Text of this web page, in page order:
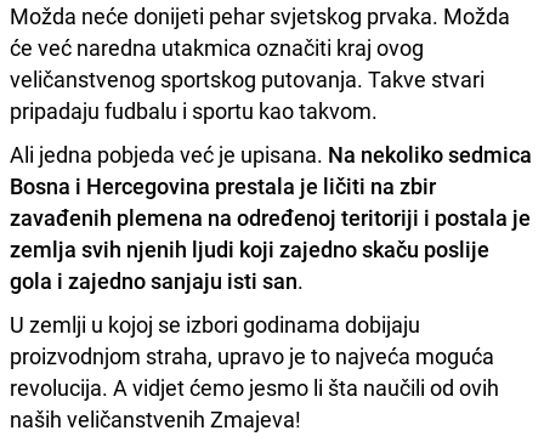
Možda neće donijeti pehar svjetskog prvaka. Možda
će već naredna utakmica označiti kraj ovog
veličanstvenog sportskog putovanja. Takve stvari
pripadaju fudbalu i sportu kao takvom.
Ali jedna pobjeda već je upisana. Na nekoliko sedmica
Bosna i Hercegovina prestala je ličiti na zbir
zavađenih plemena na određenoj teritoriji i postala je
zemlja svih njenih ljudi koji zajedno skaču poslije
gola i zajedno sanjaju isti san.
U zemlji u kojoj se izbori godinama dobijaju
proizvodnjom straha, upravo je to najveća moguća
revolucija. A vidjet ćemo jesmo li šta naučili od ovih
naših veličanstvenih Zmajeva!